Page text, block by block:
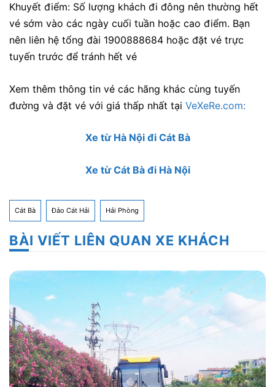
Khuyết điểm: Số lượng khách đi đông nên thường hết
vé sớm vào các ngày cuối tuần hoặc cao điểm. Bạn
nên liên hệ tổng đài 1900888684 hoặc đặt vé trực
tuyến trước để tránh hết vé
Xem thêm thông tin vé các hãng khác cùng tuyến
đường và đặt vé với giá thấp nhất tại VeXeRe.com:
Xe từ Hà Nội đi Cát Bà
Xe từ Cát Bà đi Hà Nội
Cát Bà Đảo Cát Hải Hải Phòng
BÀI VIẾT LIÊN QUAN XE KHÁCH